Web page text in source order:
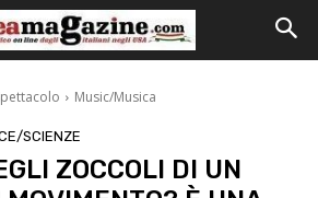
Music/Musica
SCIENZE
ZOCCOLI DI UN